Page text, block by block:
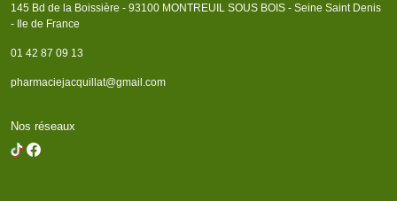
145 Bd de la Boissière - 93100 MONTREUIL SOUS BOIS - Seine Saint Denis
- Ile de France
01 42 87 09 13
pharmaciejacquillat@gmail.com
Nos réseaux